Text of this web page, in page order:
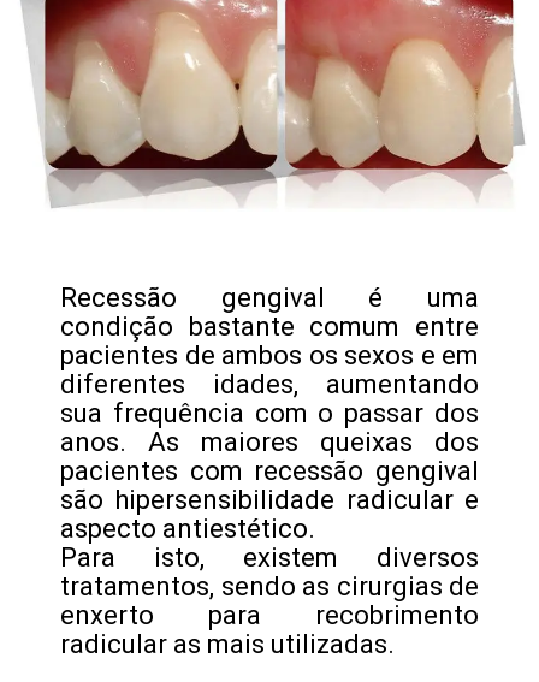
Recessão gengival é uma
condição bastante comum entre
pacientes de ambos os sexos e em
diferentes idades, aumentando
sua frequência com o passar dos
anos. As maiores queixas dos
pacientes com recessão gengival
são hipersensibilidade radicular e
aspecto antiestético.
Para isto, existem diversos
tratamentos, sendo as cirurgias de
enxerto para recobrimento
radicular as mais utilizadas.